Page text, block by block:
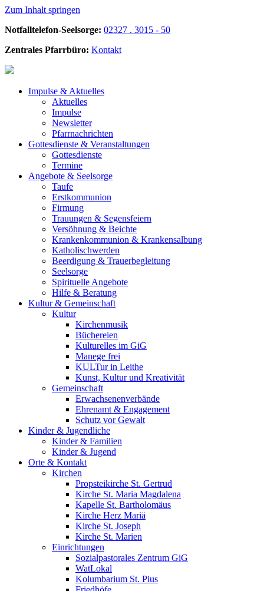
Zum Inhalt springen
Notfalltelefon-Seelsorge: 02327 . 3015 - 50
Zentrales Pfarrbüro: Kontakt
Impulse & Aktuelles
Aktuelles
Impulse
Newsletter
Pfarrnachrichten
Gottesdienste & Veranstaltungen
Gottesdienste
Termine
Angebote & Seelsorge
Taufe
Erstkommunion
Firmung
Trauungen & Segensfeiern
Versöhnung & Beichte
Krankenkommunion & Krankensalbung
Katholischwerden
Beerdigung & Trauerbegleitung
Seelsorge
Spirituelle Angebote
Hilfe & Beratung
Kultur & Gemeinschaft
Kultur
Kirchenmusik
Büchereien
Kulturelles im GiG
Manege frei
KULTur in Leithe
Kunst, Kultur und Kreativität
Gemeinschaft
Erwachsenenverbände
Ehrenamt & Engagement
Schutz vor Gewalt
Kinder & Jugendliche
Kinder & Familien
Kinder & Jugend
Orte & Kontakt
Kirchen
Propsteikirche St. Gertrud
Kirche St. Maria Magdalena
Kapelle St. Bartholomäus
Kirche Herz Mariä
Kirche St. Joseph
Kirche St. Marien
Einrichtungen
Sozialpastorales Zentrum GiG
WatLokal
Kolumbarium St. Pius